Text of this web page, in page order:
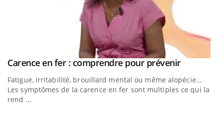
Youtube
Carence en fer : comprendre pour prévenirYoutube
Fatigue, irritabilité, brouillard mental ou même alopécie…
Les symptômes de la carence en fer sont multiples ce qui la
rend ...